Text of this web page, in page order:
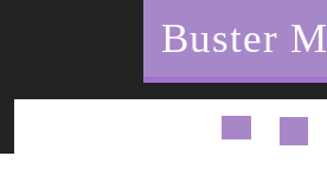
Buster
Open